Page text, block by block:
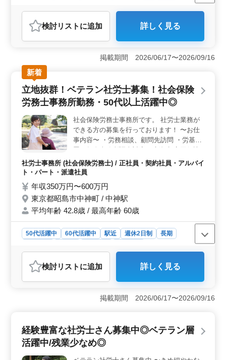
社労士事務所
おすすめポイント
＜社労士業務募集＞ 社労士法人での募集です。アット
ホームな雰囲気の事務所で、中高年の方々が活躍してい
ます。地域に密着した働きやすい環境で、経験を活かし
て新たなキャリアを築きませんか？ ＜業務内容＞
社労士事務所での労務業務全般を担当します。具体的に
は、労働や社会保険の手続き、給与計算、助成金の支給
申請などを行います。また、能力に応じて他の業務もお
立地で、通勤しやすい環境です。また、年間休日が120日
と多く、プライベートの充実も図れます。20代から60代
までのスタッフが在籍しており、多様な年齢層が活躍し
ています。
検討リスト に追加 詳しく見る
掲載期間 2026/06/17〜2026/09/16
新着
立地抜群！ベテラン社労士募集！社会保険
労務士事務所勤務・50代以上活躍中◎
社会保険労務士事務所です。 社労士業務が
できる方の募集を行っております！ 〜お仕
事内容〜 ・労務相談、顧問先訪問 ・労基
署・年金事務所調査対応 ・新規顧客同行訪
問 ・一部給与計算 等 その他付随する業務
〜ここがポイント〜 ・やったことのない業
す！ ・50代の新規採用実績有り ・年間休日
120日 スタッフは20代〜60代が在籍中◎ 皆
さまからのご応募、ぜひお待ちしておりま
す！
社労士事務所 (社会保険労務士) / 正社員・契約社員・アルバイ
ト・パート・派遣社員
年収350万円〜600万円
東京都昭島市中神町 / 中神駅
平均年齢 42.8歳 / 最高年齢 60歳
50代活躍中 60代活躍中 駅近 週休2日制
長期
社労士事務所
おすすめポイント
＜便利な立地と交通アクセス＞ 駅から近いため、通勤
時間を短縮し、仕事に集中できる環境です。また、周辺
には飲食店や商業施設も充実しており、快適な生活を送
豊富な知識と経験を活かして業務に取り組むことができ
ます。また、未経験の業務にも丁寧に指導し、スキルア
検討リスト に追加 詳しく見る
掲載期間 2026/06/17〜2026/09/16
経験豊富な社労士さん募集中◎ベテラン層
活躍中/残業少なめ◎